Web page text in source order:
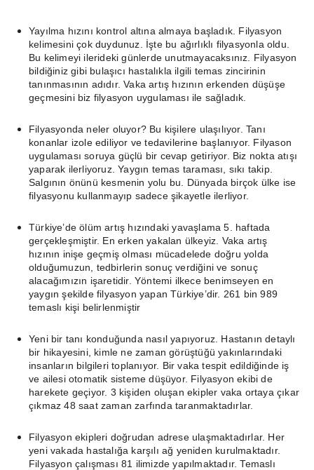
Yayılma hızını kontrol altına almaya başladık. Filyasyon
kelimesini çok duydunuz. İşte bu ağırlıklı filyasyonla oldu.
Bu kelimeyi ilerideki günlerde unutmayacaksınız. Filyasyon
bildiğiniz gibi bulaşıcı hastalıkla ilgili temas zincirinin
tanınmasının adıdır. Vaka artış hızının erkenden düşüşe
geçmesini biz filyasyon uygulaması ile sağladık.
Filyasyonda neler oluyor? Bu kişilere ulaşılıyor. Tanı
konanlar izole ediliyor ve tedavilerine başlanıyor. Filyason
uygulaması soruya güçlü bir cevap getiriyor. Biz nokta atışı
yaparak ilerliyoruz. Yaygın temas taraması, sıkı takip.
Salgının önünü kesmenin yolu bu. Dünyada birçok ülke ise
filyasyonu kullanmayıp sadece şikayetle ilerliyor.
Türkiye’de ölüm artış hızındaki yavaşlama 5. haftada
gerçekleşmiştir. En erken yakalan ülkeyiz. Vaka artış
hızının inişe geçmiş olması mücadelede doğru yolda
olduğumuzun, tedbirlerin sonuç verdiğini ve sonuç
alacağımızın işaretidir. Yöntemi ilkece benimseyen en
yaygın şekilde filyasyon yapan Türkiye’dir. 261 bin 989
temaslı kişi belirlenmiştir
Yeni bir tanı konduğunda nasıl yapıyoruz. Hastanın detaylı
bir hikayesini, kimle ne zaman görüştüğü yakınlarındaki
insanların bilgileri toplanıyor. Bir vaka tespit edildiğinde iş
ve ailesi otomatik sisteme düşüyor. Filyasyon ekibi de
harekete geçiyor. 3 kişiden oluşan ekipler vaka ortaya çıkar
çıkmaz 48 saat zaman zarfında taranmaktadırlar.
Filyasyon ekipleri doğrudan adrese ulaşmaktadırlar. Her
yeni vakada hastalığa karşılı ağ yeniden kurulmaktadır.
Filyasyon çalışması 81 ilimizde yapılmaktadır. Temaslı